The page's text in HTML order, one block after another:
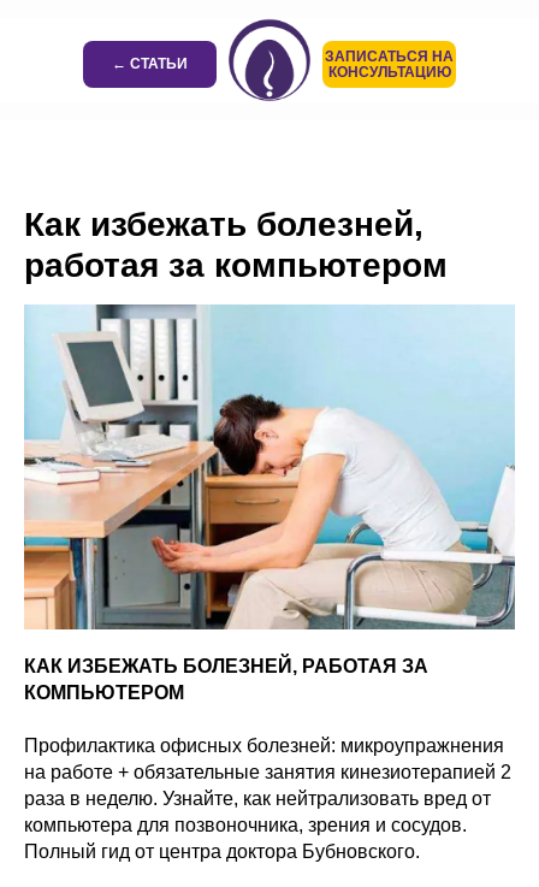
← СТАТЬИ
ЗАПИСАТЬСЯ НА
КОНСУЛЬТАЦИЮ
Как избежать болезней,
работая за компьютером
КАК ИЗБЕЖАТЬ БОЛЕЗНЕЙ, РАБОТАЯ ЗА
КОМПЬЮТЕРОМ
Профилактика офисных болезней: микроупражнения
на работе + обязательные занятия кинезиотерапией 2
раза в неделю. Узнайте, как нейтрализовать вред от
компьютера для позвоночника, зрения и сосудов.
Полный гид от центра доктора Бубновского.